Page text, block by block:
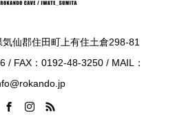
仙郡住田町上有住土倉298-81
/ FAX：0192-48-3250 / MAIL：